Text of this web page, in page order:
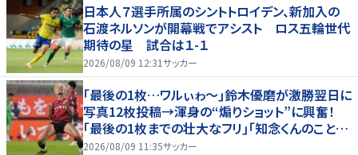
日本人７選手所属のシントトロイデン、新加入の
石渡ネルソンが開幕戦でアシスト ロス五輪世代
期待の星 試合は１-１
2026/08/09 12:31サッカー
｢最後の1枚…ワルぃゎ〜｣鈴木優磨が激勝翌日に
写真12枚投稿→渾身の“煽りショット”に興奮！
｢最後の1枚までの壮大なフリ｣｢知念くんのことど
んだけ好きなんよｗ｣
2026/08/09 11:35サッカー